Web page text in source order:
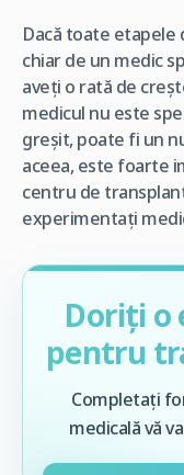
Dacă toate
chiar de un medic
aveți o rată de
medicul nu este
greșit, poate fi un
aceea, este foarte
centru de
experimentați
Doriți o
pentru
Completați
medicală vă